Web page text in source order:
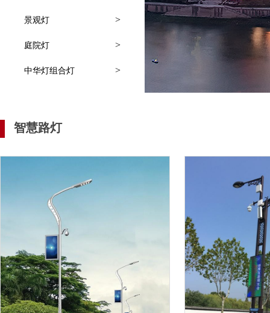
景观灯 >
庭院灯 >
中华灯组合灯 >
智慧路灯